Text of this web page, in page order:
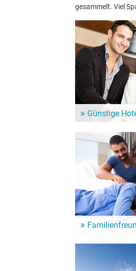
gesammelt. Viel
Günstige
Hotels für Deinen
Hotels für ein
Schmöldesee und